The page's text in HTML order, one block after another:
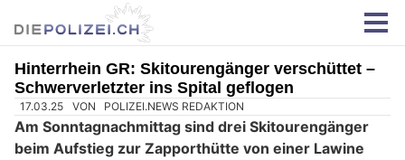
Hinterrhein GR: Skitourengänger verschüttet –
Schwerverletzter ins Spital geflogen
17.03.25 VON POLIZEI.NEWS REDAKTION
Am Sonntagnachmittag sind drei Skitourengänger
beim Aufstieg zur Zapporthütte von einer Lawine